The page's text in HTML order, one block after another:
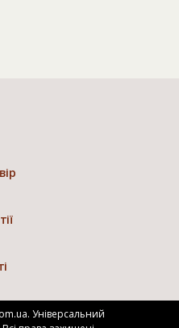
Універсальний